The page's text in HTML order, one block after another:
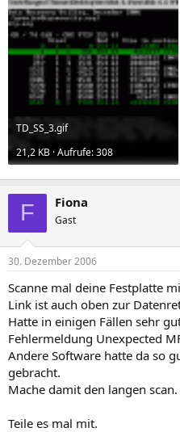
TD_SS_3.gif
21,2 KB · Aufrufe: 308
F Fiona
Gast
30. Dezember 2006
Scanne mal deine Festplatte
Link ist auch oben zur
Hatte in einigen Fällen sehr
Fehlermeldung Unexpected
Andere Software hatte da so
gebracht.
Mache damit den langen scan.
Teile es mal mit.